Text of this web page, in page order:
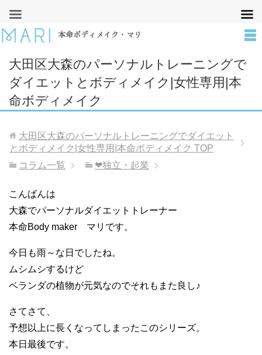
本命ボディメイク・マリ
大田区大森のパーソナルトレーニングで
ダイエットとボディメイク|女性専用|本
命ボディメイク
大田区大森のパーソナルトレーニングでダイエット
とボディメイク|女性専用|本命ボディメイク TOP
コラム一覧
❤︎独立・起業
こんばんは
大森でパーソナルダイエットトレーナー
本命Body maker マリです。
今日も雨～な日でしたね。
ムシムシするけど
ベランダの植物が元気なのでそれもまた良し♪
さてさて、
予想以上に長くなってしまったこのシリーズ。
本日最後です。